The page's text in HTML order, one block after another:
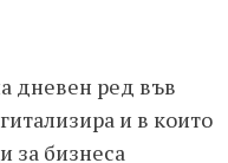
дневен ред във
и в които
за бизнеса